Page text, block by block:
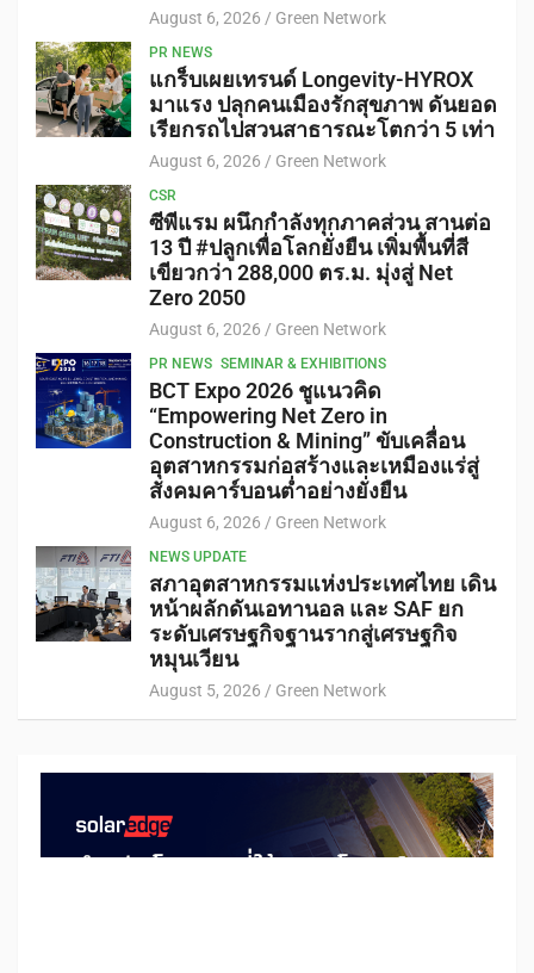
August 6, 2026 Green Network
PR NEWS
แกร็บเผยเทรนด์ Longevity-HYROX
มาแรง ปลุกคนเมืองรักสุขภาพ ดันยอด
เรียกรถไปสวนสาธารณะโตกว่า 5 เท่า
August 6, 2026 Green Network
CSR
ซีพีแรม ผนึกกำลังทุกภาคส่วน สานต่อ
13 ปี #ปลูกเพื่อโลกยั่งยืน เพิ่มพื้นที่สี
เขียวกว่า 288,000 ตร.ม. มุ่งสู่ Net
Zero 2050
August 6, 2026 Green Network
PR NEWS SEMINAR & EXHIBITIONS
BCT Expo 2026 ชูแนวคิด
“Empowering Net Zero in
Construction & Mining” ขับเคลื่อน
อุตสาหกรรมก่อสร้างและเหมืองแร่สู่
สังคมคาร์บอนต่ำอย่างยั่งยืน
August 6, 2026 Green Network
NEWS UPDATE
สภาอุตสาหกรรมแห่งประเทศไทย เดิน
หน้าผลักดันเอทานอล และ SAF ยก
ระดับเศรษฐกิจฐานรากสู่เศรษฐกิจ
หมุนเวียน
August 5, 2026 Green Network